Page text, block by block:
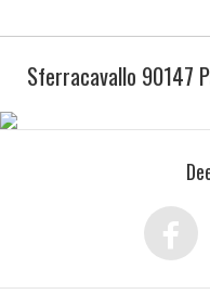
Sferracavallo 90147